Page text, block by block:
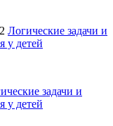
2 Логические задачи и
у детей
задачи и
у детей